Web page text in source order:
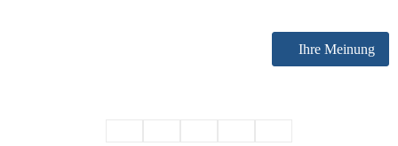
Ihre Meinung